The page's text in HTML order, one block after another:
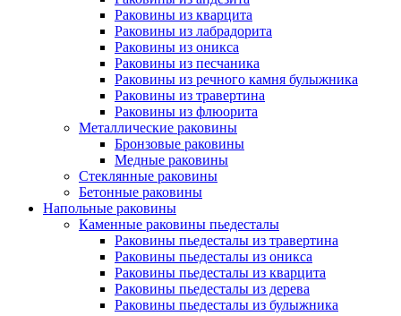
Раковины из кварцита
Раковины из лабрадорита
Раковины из оникса
Раковины из песчаника
Раковины из речного камня булыжника
Раковины из травертина
Раковины из флюорита
Металлические раковины
Бронзовые раковины
Медные раковины
Стеклянные раковины
Бетонные раковины
Напольные раковины
Каменные раковины пьедесталы
Раковины пьедесталы из травертина
Раковины пьедесталы из оникса
Раковины пьедесталы из кварцита
Раковины пьедесталы из дерева
Раковины пьедесталы из булыжника